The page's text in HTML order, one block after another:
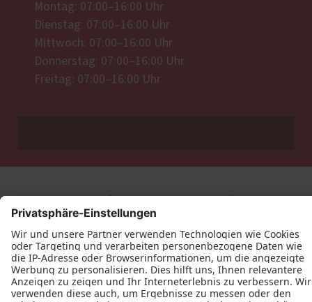
Montag: 07:00–16:00 Uhr
Dienstag: 07:00–16:00 Uhr
Mittwoch: 07:00–16:00 Uhr
Donnerstag: 07:00–16:00 Uhr
Freitag: 07:00–16:00 Uhr
Datenschutz Impressum
Kontakt